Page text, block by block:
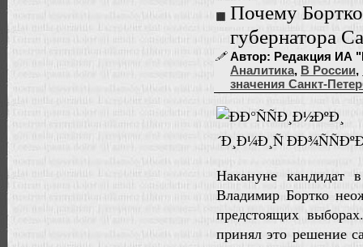
Почему Бортко
губернатора
Автор: Редакция ИА
Аналитика, В России,
значения Санкт-
Накануне кандидат
Владимир Бортко
предстоящих
принял это решение